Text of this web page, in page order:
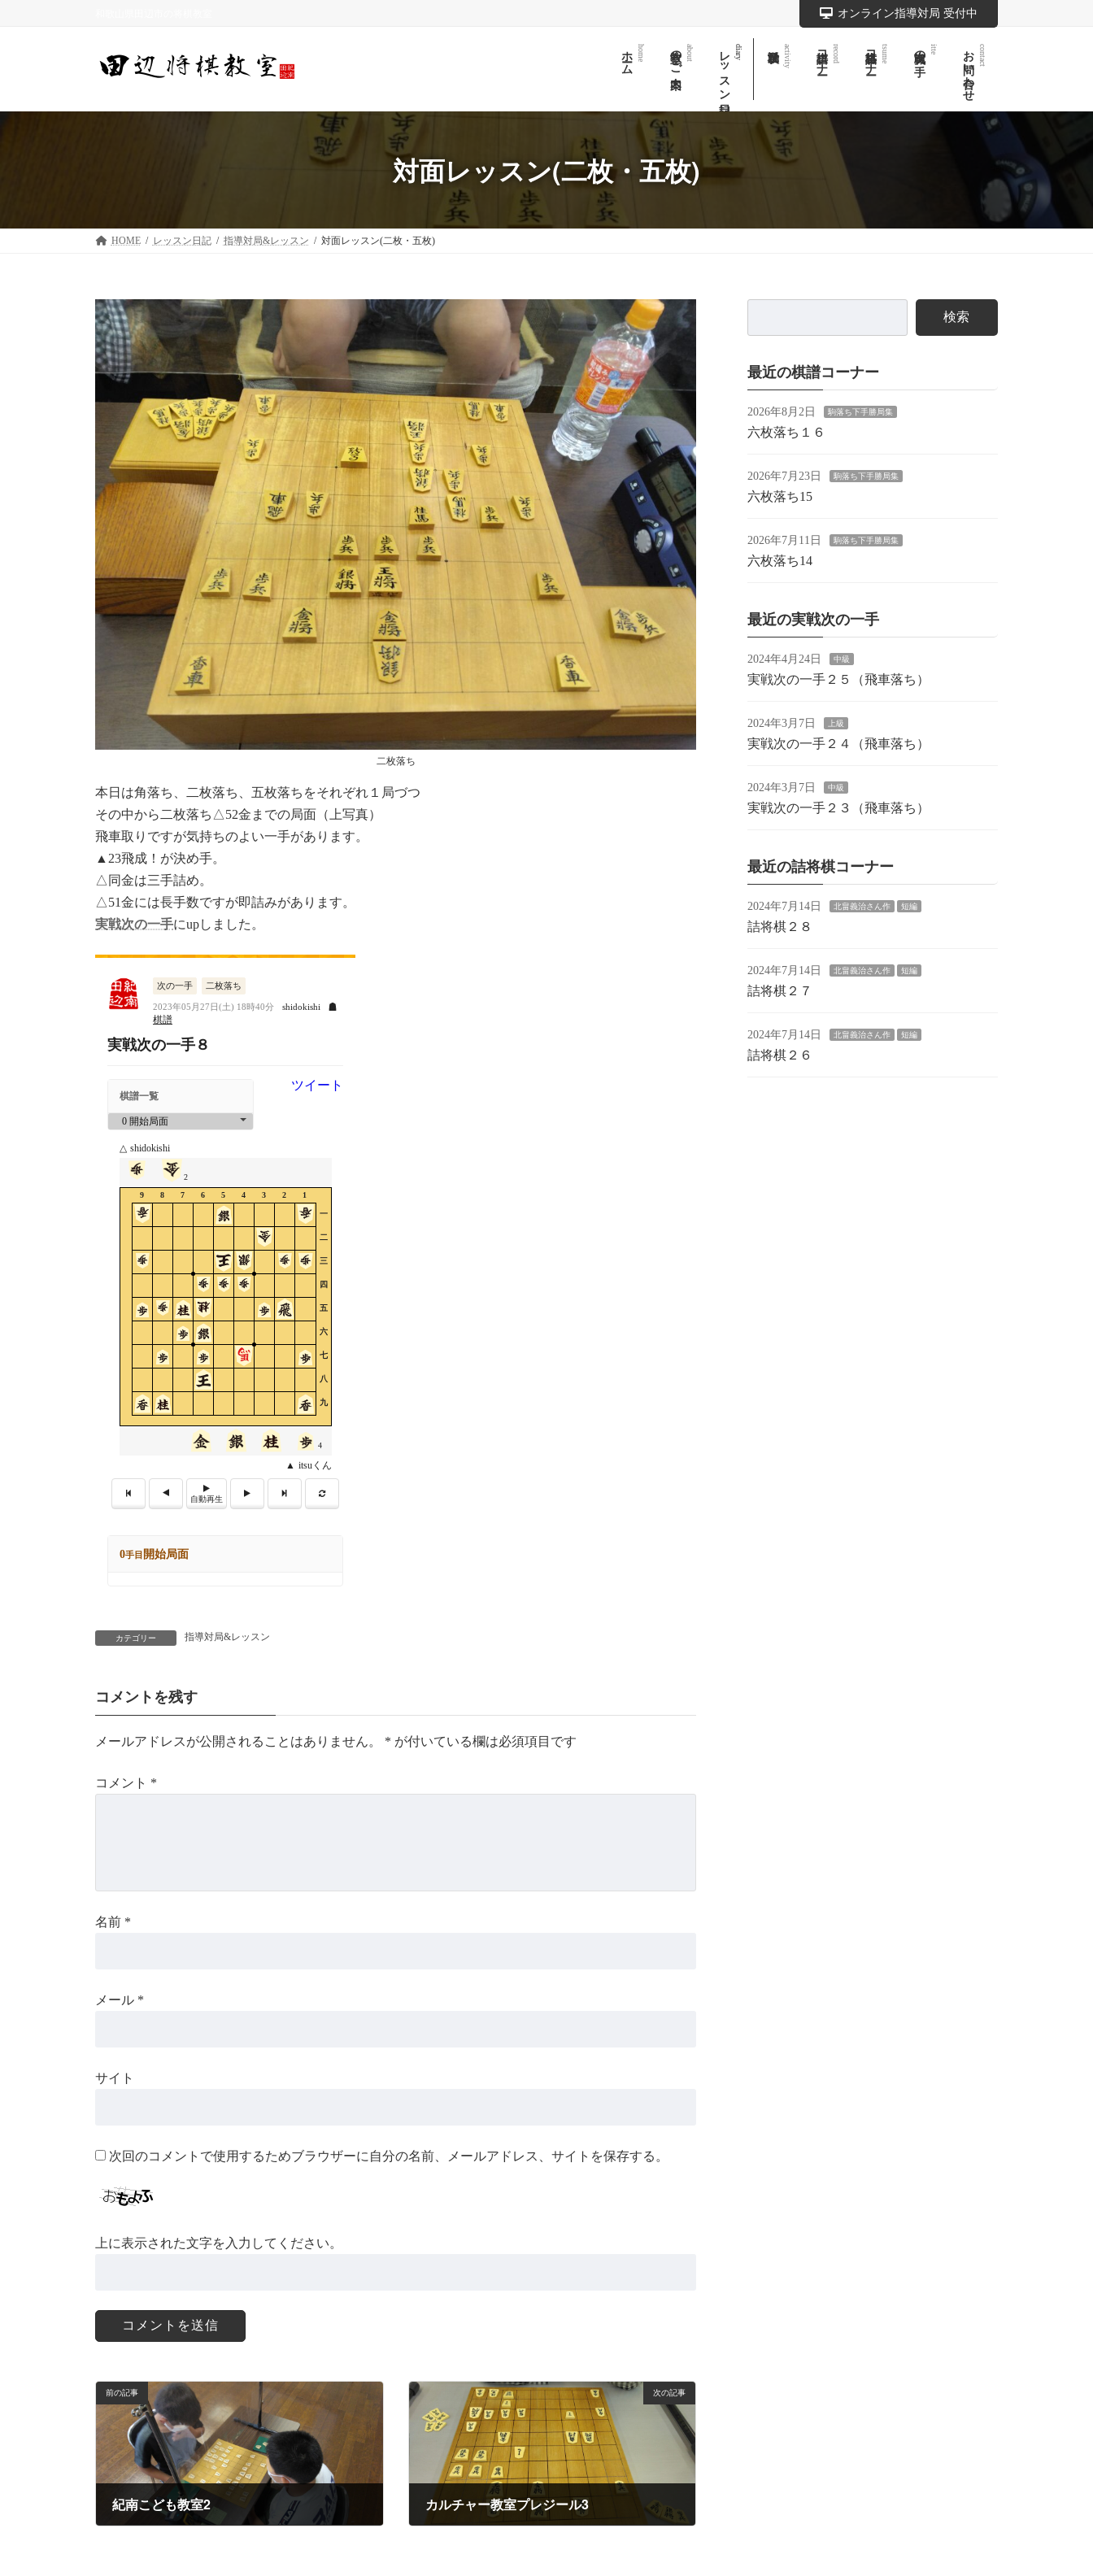
ス
ン
オンライン指導対局 受付中
ホーム home 教室のご案内 about レッスン日記 diary activity 棋譜コーナー record 詰将棋コーナー tsume 実戦次の一手 itte お問い合わせ contact
対面レッスン(二枚・五枚)
HOME レッスン日記 指導対局&レッスン 対面レッスン(二枚・五枚)
二枚落ち
本日は角落ち、二枚落ち、五枚落ちをそれぞれ１局づつ
その中から二枚落ち△52金までの局面（上写真）
飛車取りですが気持ちのよい一手があります。
▲23飛成！が決め手。
△同金は三手詰め。
△51金には長手数ですが即詰みがあります。
実戦次の一手にupしました。
カテゴリー 指導対局&レッスン
コメントを残す
メールアドレスが公開されることはありません。 * が付いている欄は必須項目です
コメント *
名前 *
メール *
サイト
次回のコメントで使用するためブラウザーに自分の名前、メールアドレス、サイトを保存する。
上に表示された文字を入力してください。
前の記事
紀南こども教室2
次の記事
カルチャー教室プレジール3
検索
最近の棋譜コーナー
2026年8月2日 駒落ち下手勝局集
六枚落ち１６
2026年7月23日 駒落ち下手勝局集
六枚落ち15
2026年7月11日 駒落ち下手勝局集
六枚落ち14
最近の実戦次の一手
2024年4月24日 中級
実戦次の一手２５（飛車落ち）
2024年3月7日 上級
実戦次の一手２４（飛車落ち）
2024年3月7日 中級
実戦次の一手２３（飛車落ち）
最近の詰将棋コーナー
2024年7月14日 北畠義治さん作 短編
詰将棋２８
2024年7月14日 北畠義治さん作 短編
詰将棋２７
2024年7月14日 北畠義治さん作 短編
詰将棋２６